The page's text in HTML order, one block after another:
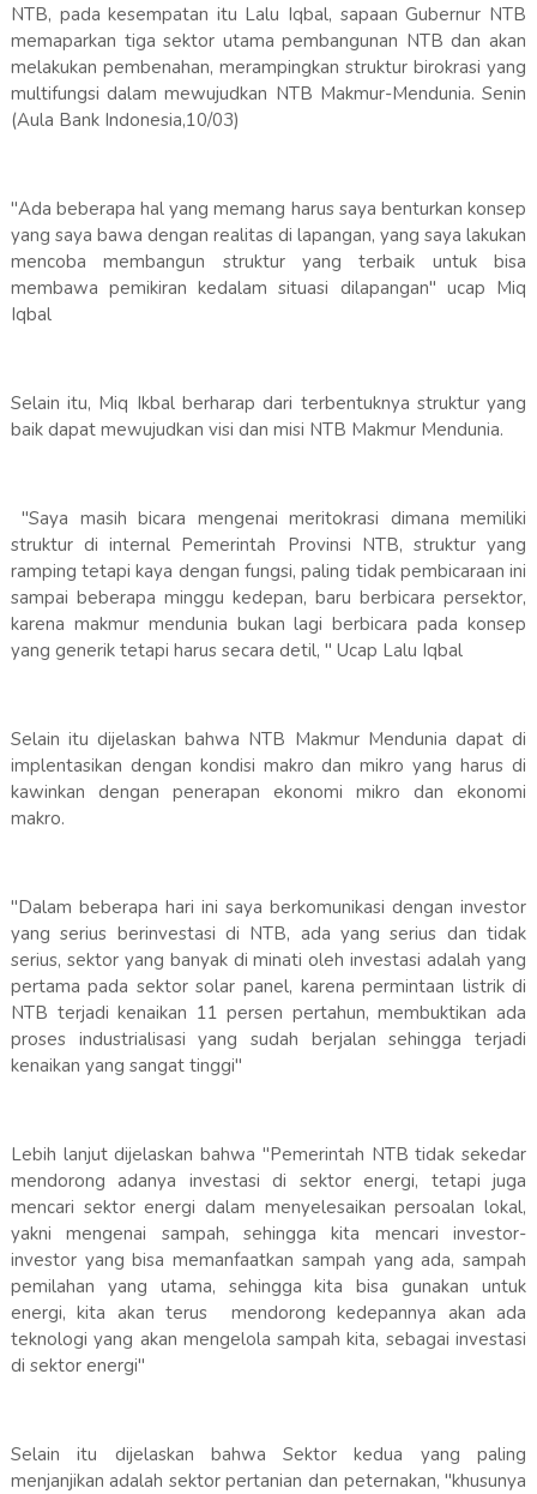
NTB, pada kesempatan itu Lalu Iqbal, sapaan Gubernur NTB
memaparkan tiga sektor utama pembangunan NTB dan akan
melakukan pembenahan, merampingkan struktur birokrasi yang
multifungsi dalam mewujudkan NTB Makmur-Mendunia. Senin
(Aula Bank Indonesia,10/03)
"Ada beberapa hal yang memang harus saya benturkan konsep
yang saya bawa dengan realitas di lapangan, yang saya lakukan
mencoba membangun struktur yang terbaik untuk bisa
membawa pemikiran kedalam situasi dilapangan" ucap Miq
Iqbal
Selain itu, Miq Ikbal berharap dari terbentuknya struktur yang
baik dapat mewujudkan visi dan misi NTB Makmur Mendunia.
"Saya masih bicara mengenai meritokrasi dimana memiliki
struktur di internal Pemerintah Provinsi NTB, struktur yang
ramping tetapi kaya dengan fungsi, paling tidak pembicaraan ini
sampai beberapa minggu kedepan, baru berbicara persektor,
karena makmur mendunia bukan lagi berbicara pada konsep
yang generik tetapi harus secara detil, " Ucap Lalu Iqbal
Selain itu dijelaskan bahwa NTB Makmur Mendunia dapat di
implentasikan dengan kondisi makro dan mikro yang harus di
kawinkan dengan penerapan ekonomi mikro dan ekonomi
makro.
"Dalam beberapa hari ini saya berkomunikasi dengan investor
yang serius berinvestasi di NTB, ada yang serius dan tidak
serius, sektor yang banyak di minati oleh investasi adalah yang
pertama pada sektor solar panel, karena permintaan listrik di
NTB terjadi kenaikan 11 persen pertahun, membuktikan ada
proses industrialisasi yang sudah berjalan sehingga terjadi
kenaikan yang sangat tinggi"
Lebih lanjut dijelaskan bahwa "Pemerintah NTB tidak sekedar
mendorong adanya investasi di sektor energi, tetapi juga
mencari sektor energi dalam menyelesaikan persoalan lokal,
yakni mengenai sampah, sehingga kita mencari investor-
investor yang bisa memanfaatkan sampah yang ada, sampah
pemilahan yang utama, sehingga kita bisa gunakan untuk
energi, kita akan terus mendorong kedepannya akan ada
teknologi yang akan mengelola sampah kita, sebagai investasi
di sektor energi"
Selain itu dijelaskan bahwa Sektor kedua yang paling
menjanjikan adalah sektor pertanian dan peternakan, "khusunya